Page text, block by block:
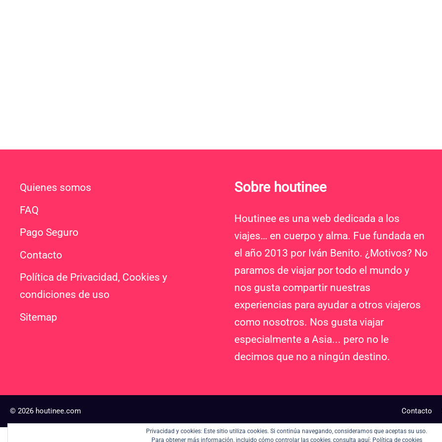
Quienes somos
FAQ
Pago Seguro
Contacto
Política de Privacidad, Cookies y
condiciones de uso
Sitemap
Sobre houtinee
Houtinee es una web dedicada a los
viajes… en cuerpo y alma. Fue fundada en
el año 2013 por Iván Benito. ¿Motivos? No
paramos de viajar por todo el mundo y
nos gusta compartir nuestras
experiencias para ayudar a otros viajeros
como nosotros. Nos gusta viajar
especialmente a Asia... pero no le
decimos que no a ningún destino.
Privacidad y cookies: Este sitio utiliza cookies. Si continúa navegando, consideramos que aceptas su uso.
Para obtener más información, incluido cómo controlar las cookies, consulta aquí: Política de cookies
Contacto
© 2026 houtinee.com